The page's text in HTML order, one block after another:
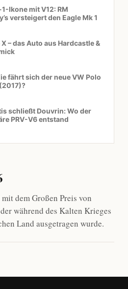
Ikone mit V12: RM
versteigert den Eagle Mk 1
– das Auto aus Hardcastle &
fährt sich der neue VW Polo
schließt Douvrin: Wo der
PRV-V6 entstand
dem Großen Preis von
während des Kalten Krieges
Land ausgetragen wurde.